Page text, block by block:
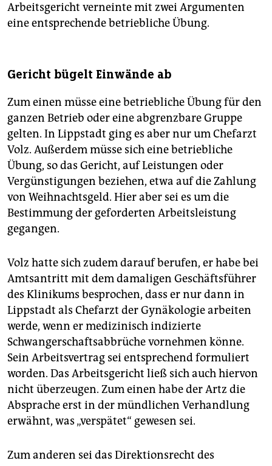
Arbeitsgericht verneinte mit zwei Argumenten
eine entsprechende betriebliche Übung.
Gericht bügelt Einwände ab
Zum einen müsse eine betriebliche Übung für den
ganzen Betrieb oder eine abgrenzbare Gruppe
gelten. In Lippstadt ging es aber nur um Chefarzt
Volz. Außerdem müsse sich eine betriebliche
Übung, so das Gericht, auf Leistungen oder
Vergünstigungen beziehen, etwa auf die Zahlung
von Weihnachtsgeld. Hier aber sei es um die
Bestimmung der geforderten Arbeitsleistung
gegangen.
Volz hatte sich zudem darauf berufen, er habe bei
Amtsantritt mit dem damaligen Geschäftsführer
des Klinikums besprochen, dass er nur dann in
Lippstadt als Chefarzt der Gynäkologie arbeiten
werde, wenn er medizinisch indizierte
Schwangerschaftsabbrüche vornehmen könne.
Sein Arbeitsvertrag sei entsprechend formuliert
worden. Das Arbeitsgericht ließ sich auch hiervon
nicht überzeugen. Zum einen habe der Artz die
Absprache erst in der mündlichen Verhandlung
erwähnt, was „verspätet“ gewesen sei.
Zum anderen sei das Direktionsrecht des